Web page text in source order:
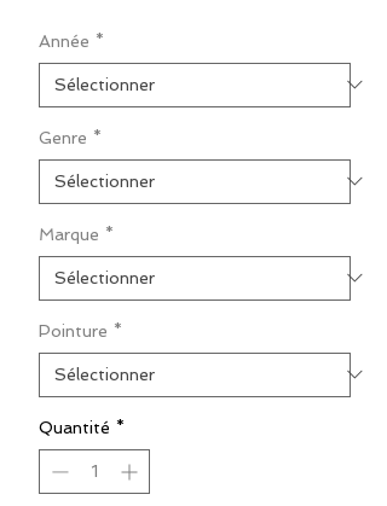
Année *
Genre *
Marque *
Pointure *
Quantité *